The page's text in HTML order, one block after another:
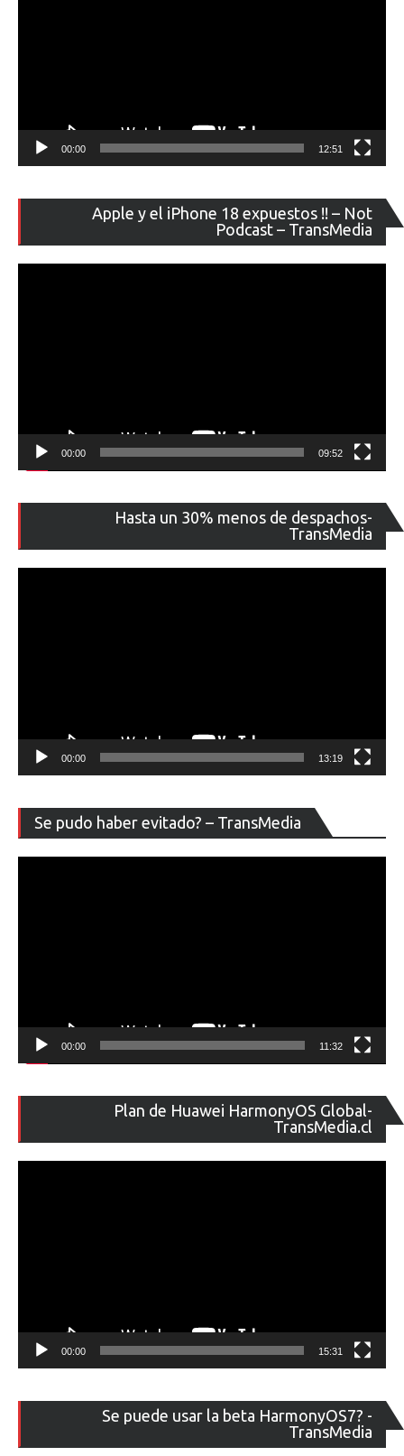
00:00 12:51
Apple y el iPhone 18 expuestos !! – Not
Podcast – TransMedia
de
00:00 09:52
Hasta un 30% menos de despachos-
TransMedia
de
00:00 13:19
Se pudo haber evitado? – TransMedia
de
00:00 11:32
Plan de Huawei HarmonyOS Global-
TransMedia.cl
de
00:00 15:31
Se puede usar la beta HarmonyOS7? -
TransMedia
de